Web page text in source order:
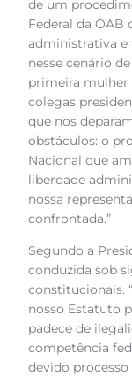
de um
Federal da OAB
administrativa e
nesse cenário
primeira mulher
colegas
que nos
obstáculos: o
Nacional que
liberdade
nossa
confrontada.”
Segundo a
conduzida sob
constitucionais.
nosso Estatuto
padece de
competência
devido